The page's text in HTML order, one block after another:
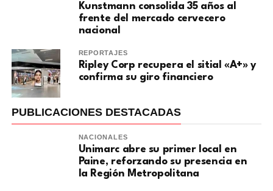
Kunstmann consolida 35 años al
frente del mercado cervecero
nacional
REPORTAJES
Ripley Corp recupera el sitial «A+» y
confirma su giro financiero
PUBLICACIONES DESTACADAS
NACIONALES
Unimarc abre su primer local en
Paine, reforzando su presencia en
la Región Metropolitana